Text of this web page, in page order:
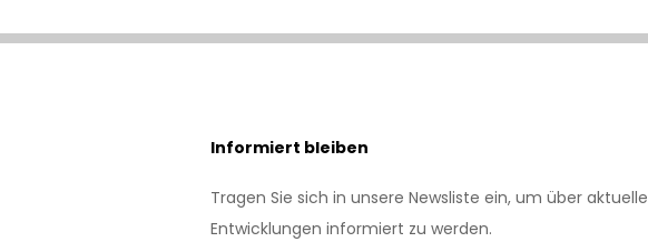
Informiert bleiben
Tragen Sie sich in unsere Newsliste ein, um über aktuelle
Entwicklungen informiert zu werden.